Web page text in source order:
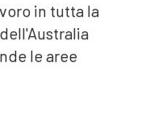
in tutta la
le aree